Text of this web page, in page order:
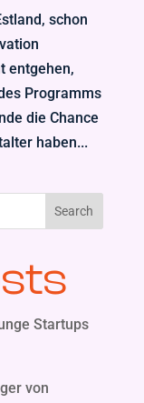
schon
entgehen,
Programms
die Chance
haben...
Search
Startups
von